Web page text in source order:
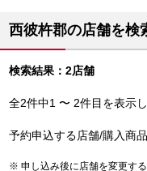
西彼杵郡の店舗を検
検索結果：2店舗
全2件中1 〜 2件目を表示
予約申込する店舗/購入商
申し込み後に店舗を変更す